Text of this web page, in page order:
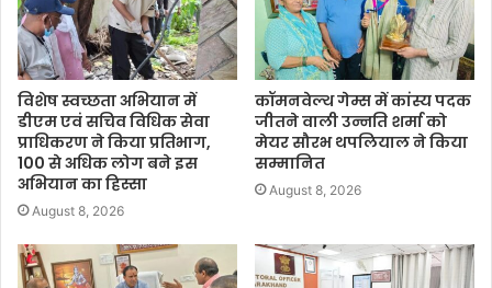
विशेष स्वच्छता अभियान में
डीएम एवं सचिव विधिक सेवा
प्राधिकरण ने किया प्रतिभाग,
100 से अधिक लोग बने इस
अभियान का हिस्सा
August 8, 2026
कॉमनवेल्थ गेम्स में कांस्य पदक
जीतने वाली उन्नति शर्मा को
मेयर सौरभ थपलियाल ने किया
सम्मानित
August 8, 2026